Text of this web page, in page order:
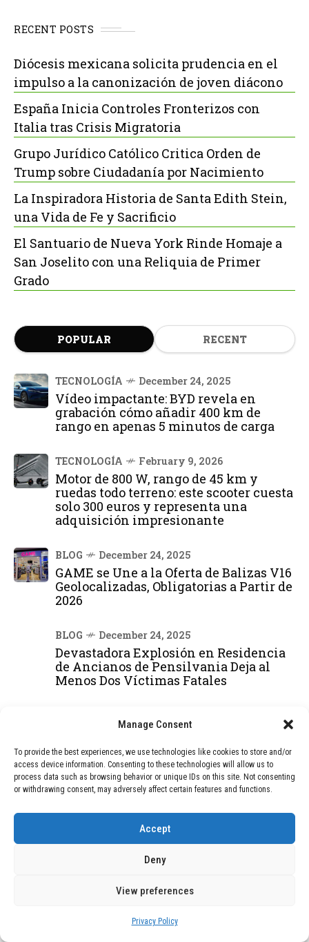
Manage Consent
To provide the best experiences, we use technologies like cookies to store and/or
access device information. Consenting to these technologies will allow us to
process data such as browsing behavior or unique IDs on this site. Not consenting
or withdrawing consent, may adversely affect certain features and functions.
Accept
Deny
View preferences
Privacy Policy
RECENT POSTS
Diócesis mexicana solicita prudencia en el
impulso a la canonización de joven diácono
España Inicia Controles Fronterizos con
Italia tras Crisis Migratoria
Grupo Jurídico Católico Critica Orden de
Trump sobre Ciudadanía por Nacimiento
La Inspiradora Historia de Santa Edith Stein,
una Vida de Fe y Sacrificio
El Santuario de Nueva York Rinde Homaje a
San Joselito con una Reliquia de Primer
Grado
POPULAR RECENT
TECNOLOGÍA December 24, 2025
Vídeo impactante: BYD revela en
grabación cómo añadir 400 km de
rango en apenas 5 minutos de carga
TECNOLOGÍA February 9, 2026
Motor de 800 W, rango de 45 km y
ruedas todo terreno: este scooter cuesta
solo 300 euros y representa una
adquisición impresionante
BLOG December 24, 2025
GAME se Une a la Oferta de Balizas V16
Geolocalizadas, Obligatorias a Partir de
2026
BLOG December 24, 2025
Devastadora Explosión en Residencia
de Ancianos de Pensilvania Deja al
Menos Dos Víctimas Fatales
DEAL OF THE MONTH
01 TECNOLOGÍA December 24, 2025
Vídeo impactante: BYD revela en
grabación cómo añadir 400 km de rango
February 9, 2026
ruedas todo terreno: este scooter cuesta
solo 300 euros y representa una
adquisición impresionante